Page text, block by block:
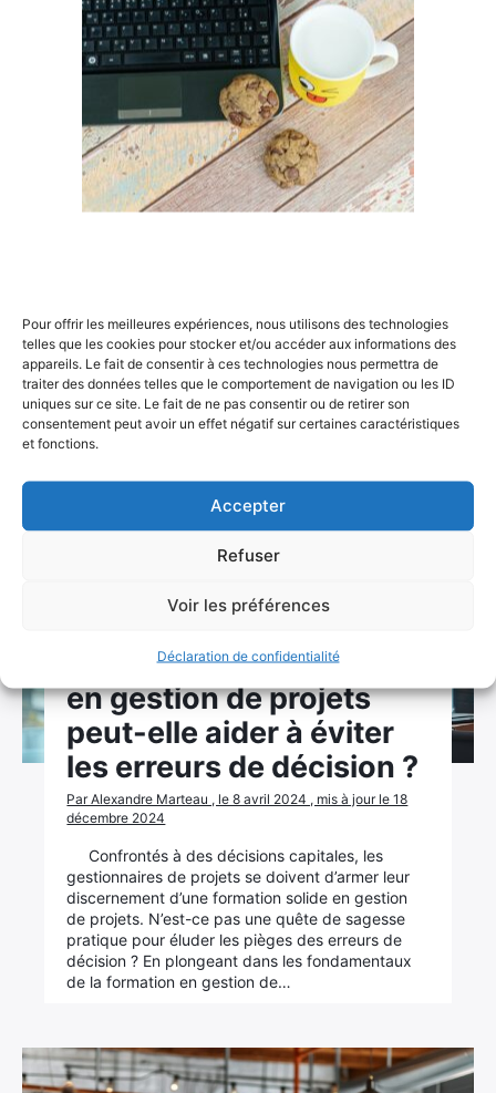
Pour offrir les meilleures expériences, nous utilisons des technologies
telles que les cookies pour stocker et/ou accéder aux informations des
appareils. Le fait de consentir à ces technologies nous permettra de
traiter des données telles que le comportement de navigation ou les ID
uniques sur ce site. Le fait de ne pas consentir ou de retirer son
consentement peut avoir un effet négatif sur certaines caractéristiques
et fonctions.
Accepter
Refuser
Voir les préférences
Déclaration de confidentialité
le choix d’un programme
de formation en gestion
de projets ?
Par Vincent POMMIER , le 9 avril 2024 , mis à jour le 18
décembre 2024
Qu’il s’agisse d’accroître sa légitimité ou de
parfaire ses compétences, la certification est un
Commençons par explorer comment elle
contribue…
Comment la formation
en gestion de projets
peut-elle aider à éviter
les erreurs de décision ?
Par Alexandre Marteau , le 8 avril 2024 , mis à jour le 18
décembre 2024
Confrontés à des décisions capitales, les
gestionnaires de projets se doivent d’armer leur
discernement d’une formation solide en gestion
de projets. N’est-ce pas une quête de sagesse
pratique pour éluder les pièges des erreurs de
décision ? En plongeant dans les fondamentaux
de la formation en gestion de…
×
Rechercher
: